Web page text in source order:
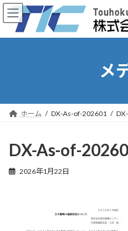
コ
ン
ン
ナ
ビ
ー
メ
ホーム DX-As-of-202601
DX-As-of-
2026年1月22日